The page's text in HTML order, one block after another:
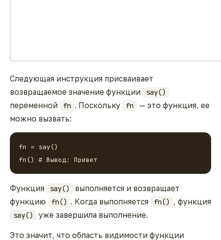
Следующая инструкция присваивает
возвращаемое значение функции
say()
переменной
fn . Поскольку fn
— это функция, ее
можно вызвать:
fn = say()
fn() # Вывод: Привет
Функция say()
выполняется и возвращает
функцию
fn() . Когда выполняется fn() , функция
say()
уже завершила выполнение.
Это значит, что область видимости функции